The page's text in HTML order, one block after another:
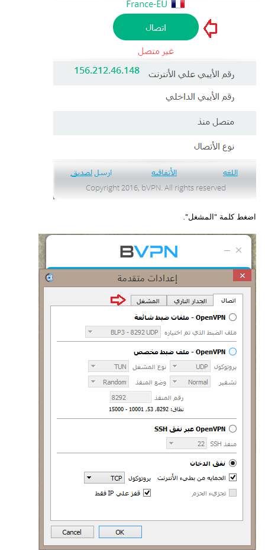
اضغط كلمة "المشغل".